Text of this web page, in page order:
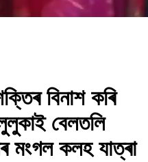
বিনাশ কৰি
বেলতলি
মংগল কলহ যাত্ৰা